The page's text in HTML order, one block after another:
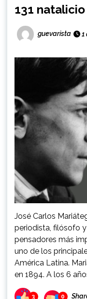
131 natalicio
guevarista 1
José Carlos
periodista, filósofo
pensadores más
uno de los
América Latina.
en 1894. A los 6
3 0